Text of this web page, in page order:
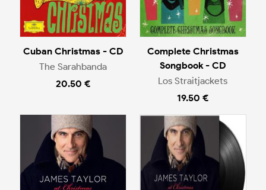
Cuban Christmas - CD
The Sarahbanda
20.50 €
Complete Christmas
Songbook - CD
Los Straitjackets
19.50 €